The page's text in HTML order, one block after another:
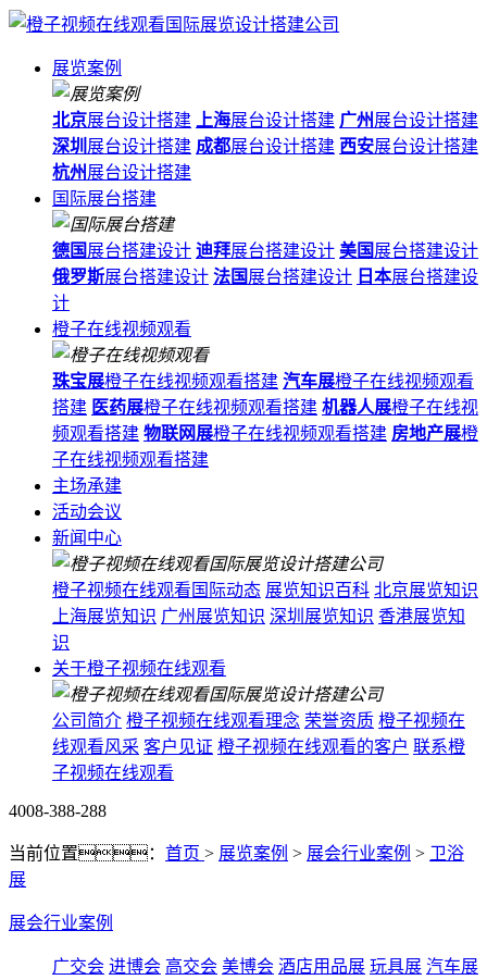
展览案例
北京展台设计搭建 上海展台设计搭建 广州展台设计搭建
深圳 展台设计搭建 成都展台设计搭建 西安展台设计搭建
杭州展台设计搭建
国际展台搭建
德国 展台搭建设计 迪拜展台搭建设计 美国 展台搭建设计
俄罗斯展台搭建设计 法国 展台搭建设计 日本展台搭建设
计
橙子在线视频观看
珠宝展橙子在线视频观看搭建 汽车展橙子在线视频观看
搭建 医药展橙子在线视频观看搭建 机器人展橙子在线视
频观看搭建 物联网展橙子在线视频观看搭建 房地产展橙
子在线视频观看搭建
主场承建
活动会议
新闻中心
橙子视频在线观看国际动态 展览知识百科 北京展览知识
上海展览知识 广州展览知识 深圳展览知识 香港展览知
识
关于橙子视频在线观看
公司简介 橙子视频在线观看理念 荣誉资质 橙子视频在
线观看风采 客户见证 橙子视频在线观看的客户 联系橙
子视频在线观看
4008-388-288
当前位置： 首页 > 展览案例 > 展会行业案例 > 卫浴
展
展会行业案例
广交会 进博会 高交会 美博会 酒店用品展 玩具展 汽车展